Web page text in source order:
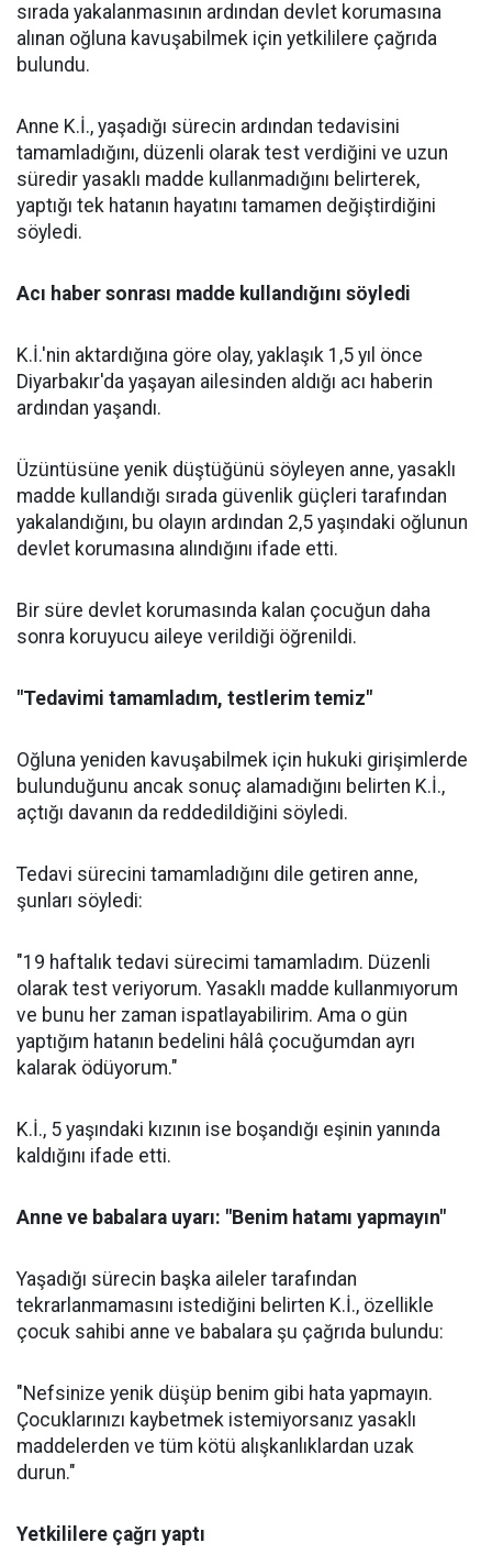
sırada yakalanmasının ardından devlet korumasına
alınan oğluna kavuşabilmek için yetkililere çağrıda
bulundu.
Anne K.İ., yaşadığı sürecin ardından tedavisini
tamamladığını, düzenli olarak test verdiğini ve uzun
süredir yasaklı madde kullanmadığını belirterek,
yaptığı tek hatanın hayatını tamamen değiştirdiğini
söyledi.
Acı haber sonrası madde kullandığını söyledi
K.İ.'nin aktardığına göre olay, yaklaşık 1,5 yıl önce
Diyarbakır'da yaşayan ailesinden aldığı acı haberin
ardından yaşandı.
Üzüntüsüne yenik düştüğünü söyleyen anne, yasaklı
madde kullandığı sırada güvenlik güçleri tarafından
yakalandığını, bu olayın ardından 2,5 yaşındaki oğlunun
devlet korumasına alındığını ifade etti.
Bir süre devlet korumasında kalan çocuğun daha
sonra koruyucu aileye verildiği öğrenildi.
"Tedavimi tamamladım, testlerim temiz"
Oğluna yeniden kavuşabilmek için hukuki girişimlerde
bulunduğunu ancak sonuç alamadığını belirten K.İ.,
açtığı davanın da reddedildiğini söyledi.
Tedavi sürecini tamamladığını dile getiren anne,
şunları söyledi:
"19 haftalık tedavi sürecimi tamamladım. Düzenli
olarak test veriyorum. Yasaklı madde kullanmıyorum
ve bunu her zaman ispatlayabilirim. Ama o gün
yaptığım hatanın bedelini hâlâ çocuğumdan ayrı
kalarak ödüyorum."
K.İ., 5 yaşındaki kızının ise boşandığı eşinin yanında
kaldığını ifade etti.
Anne ve babalara uyarı: "Benim hatamı yapmayın"
Yaşadığı sürecin başka aileler tarafından
tekrarlanmamasını istediğini belirten K.İ., özellikle
çocuk sahibi anne ve babalara şu çağrıda bulundu:
"Nefsinize yenik düşüp benim gibi hata yapmayın.
Çocuklarınızı kaybetmek istemiyorsanız yasaklı
maddelerden ve tüm kötü alışkanlıklardan uzak
durun."
Yetkililere çağrı yaptı